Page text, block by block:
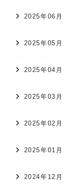
2025年06月
2025年05月
2025年04月
2025年03月
2025年02月
2025年01月
2024年12月